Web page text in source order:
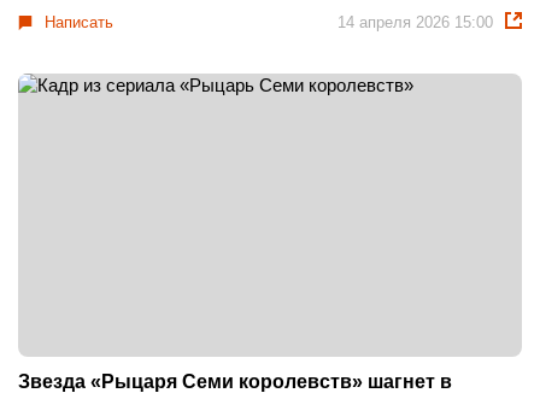
Написать 14 апреля 2026 15:00
Звезда «Рыцаря Семи королевств» шагнет в